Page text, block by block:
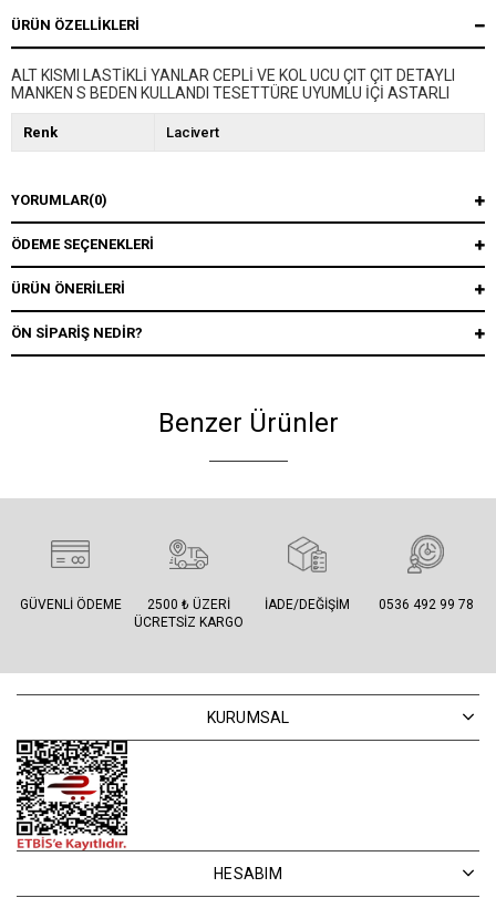
ÜRÜN ÖZELLIKLERI
ALT KISMI LASTİKLİ YANLAR CEPLİ VE KOL UCU ÇIT ÇIT DETAYLI
MANKEN S BEDEN KULLANDI TESETTÜRE UYUMLU İÇİ ASTARLI
Renk Lacivert
YORUMLAR(0)
ÖDEME SEÇENEKLERI
ÜRÜN ÖNERILERI
ÖN SIPARIŞ NEDIR?
Benzer Ürünler
GÜVENLI ÖDEME
2500 ₺ ÜZERI
ÜCRETSIZ KARGO
İADE/DEĞIŞIM 0536 492 99 78
KURUMSAL
HESABIM